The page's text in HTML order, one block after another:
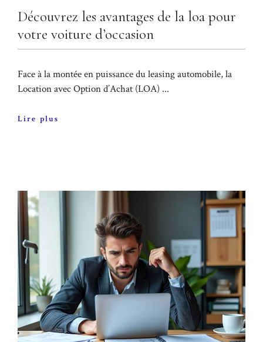
Découvrez les avantages de la loa pour
votre voiture d’occasion
Face à la montée en puissance du leasing automobile, la
Location avec Option d’Achat (LOA) ...
Lire plus